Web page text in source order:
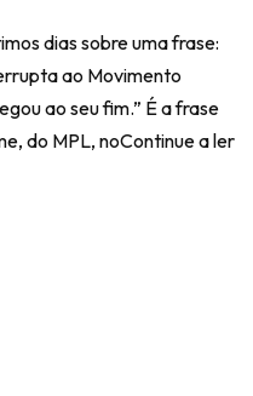
dias sobre uma frase:
ao Movimento
ao seu fim.” É a frase
do MPL, noContinue a ler